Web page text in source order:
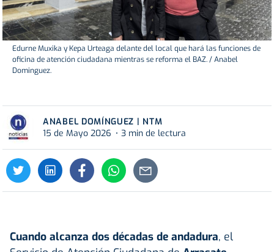
Edurne Muxika y Kepa Urteaga delante del local que hará las funciones de
oficina de atención ciudadana mientras se reforma el BAZ. / Anabel
Dominguez.
ANABEL DOMÍNGUEZ | NTM
15 de Mayo 2026
3 min de lectura
Cuando alcanza dos décadas de andadura, el